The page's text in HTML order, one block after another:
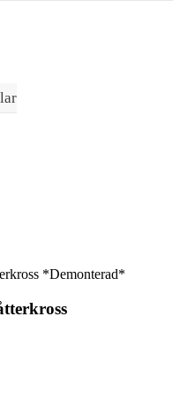
*Demonterad*